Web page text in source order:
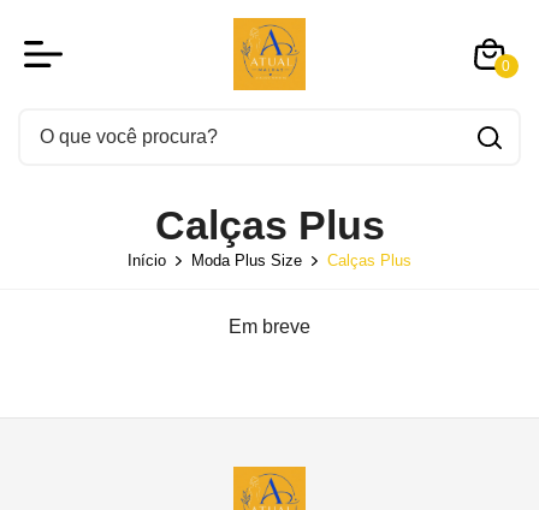
0
Calças Plus
Início Moda Plus Size Calças Plus
Em breve